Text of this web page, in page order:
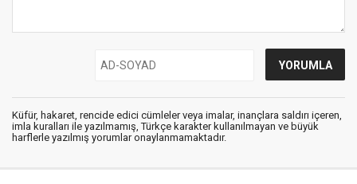
Küfür, hakaret, rencide edici cümleler veya imalar, inançlara saldırı içeren,
imla kuralları ile yazılmamış, Türkçe karakter kullanılmayan ve büyük
harflerle yazılmış yorumlar onaylanmamaktadır.